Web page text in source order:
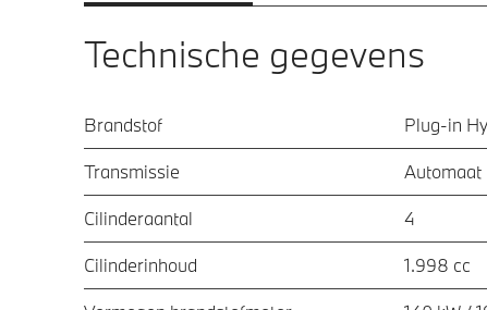
Technische gegevens
Brandstof Plug-in
Transmissie Automaat
Cilinderaantal 4
Cilinderinhoud 1.998 cc